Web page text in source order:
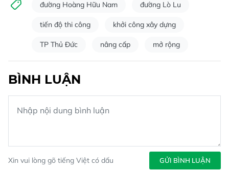
đường Hoàng Hữu Nam đường Lò Lu
tiến độ thi công khởi công xây dựng
TP Thủ Đức nâng cấp mở rộng
BÌNH LUẬN
Xin vui lòng gõ tiếng Việt có dấu GỬI BÌNH LUẬN